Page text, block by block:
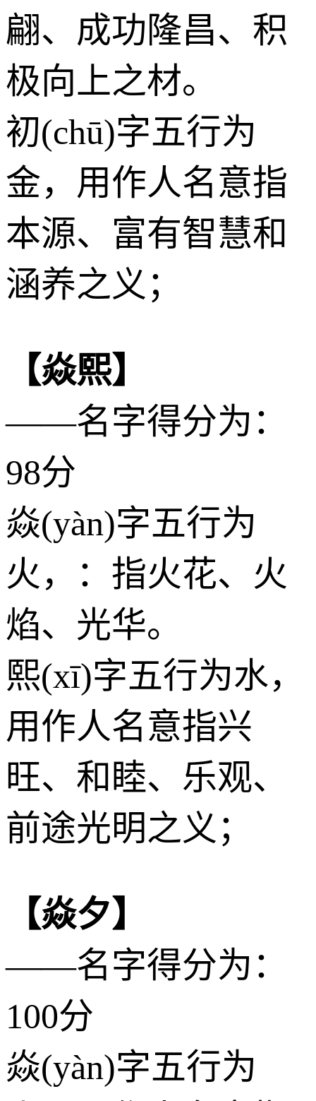
翩、成功隆昌、积
极向上之材。
初(chū)字五行为
金，用作人名意指
本源、富有智慧和
涵养之义；
【焱熙】
——名字得分为：
98分
焱(yàn)字五行为
火 ，：指火花、火
焰、光华。
熙(xī)字五行为水，
用作人名意指兴
旺、和睦、乐观、
前途光明之义；
【焱夕】
——名字得分为：
100分
焱(yàn)字五行为